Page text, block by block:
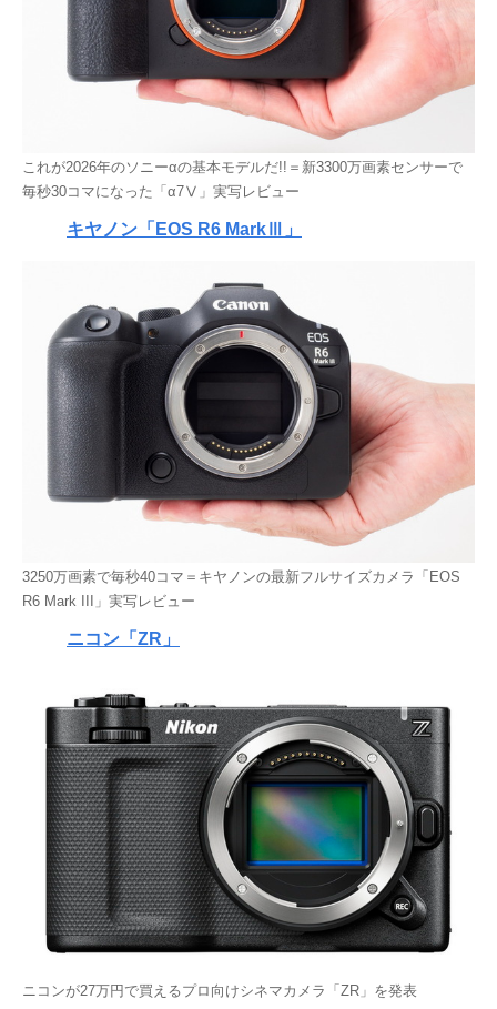
これが2026年のソニーαの基本モデルだ!!＝新3300万画素センサーで
毎秒30コマになった「α7Ⅴ」実写レビュー
キヤノン「EOS R6 MarkⅢ」
3250万画素で毎秒40コマ＝キヤノンの最新フルサイズカメラ「EOS
R6 Mark III」実写レビュー
ニコン「ZR」
ニコンが27万円で買えるプロ向けシネマカメラ「ZR」を発表